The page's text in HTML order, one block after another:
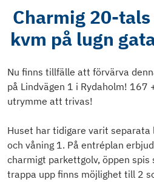
Charmig 20-
kvm på lugn
Nu finns tillfälle att förvärva
på Lindvägen 1 i Rydaholm! 167
utrymme att trivas!
Huset har tidigare varit
och våning 1. På entréplan
charmigt parkettgolv, öppen spis
trappa upp finns möjlighet till 2